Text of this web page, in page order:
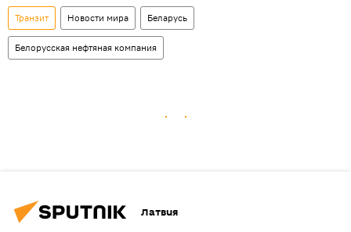
Транзит Новости мира Беларусь
Белорусская нефтяная компания
Латвия